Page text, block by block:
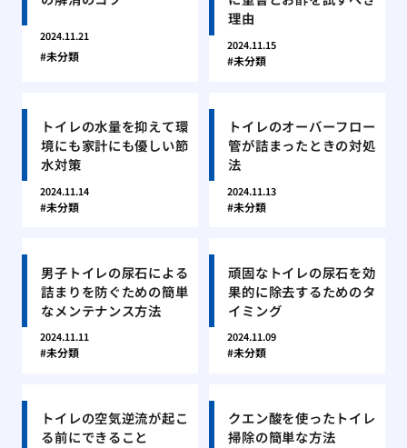
2024.11.21
未分類
理由
2024.11.15
未分類
トイレの水量を抑えて環
境にも家計にも優しい節
水対策
2024.11.14
未分類
トイレのオーバーフロー
管が詰まったときの対処
法
2024.11.13
未分類
男子トイレの尿石による
詰まりを防ぐための簡単
なメンテナンス方法
2024.11.11
未分類
頑固なトイレの尿石を効
果的に除去するためのタ
イミング
2024.11.09
未分類
トイレの空気逆流が起こ
る前にできること
クエン酸を使ったトイレ
掃除の簡単な方法